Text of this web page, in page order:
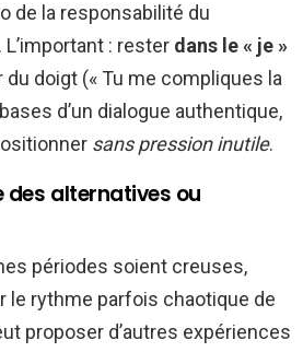
de la responsabilité du
: rester dans le « je »
doigt (« Tu me compliques la
d’un dialogue authentique,
sans pression inutile.
des alternatives ou
périodes soient creuses,
le rythme parfois chaotique de
proposer d’autres expériences